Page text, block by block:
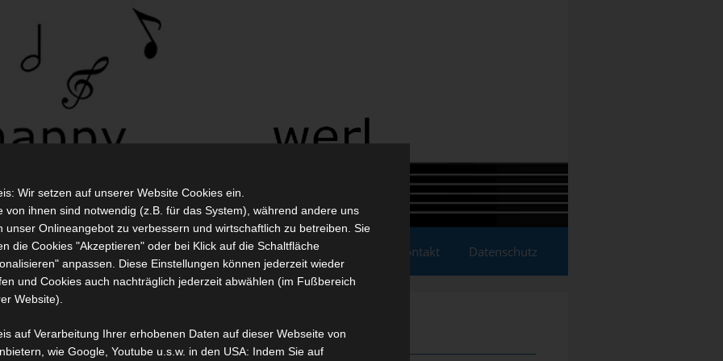
Terminkalender Mitgliedschaft Blog Impressum/Kontakt Datenschutz
2019
Wir setzen auf unserer Website Cookies ein.
von ihnen sind notwendig (z.B. für das System), während andere uns
unser Onlineangebot zu verbessern und wirtschaftlich zu betreiben. Sie
die Cookies "Akzeptieren" oder bei Klick auf die Schaltfläche
anpassen. Diese Einstellungen können jederzeit wieder
und Cookies auch nachträglich jederzeit abwählen (im Fußbereich
Website).
auf Verarbeitung Ihrer erhobenen Daten auf dieser Webseite von
wie Google, Youtube u.s.w. in den USA: Indem Sie auf